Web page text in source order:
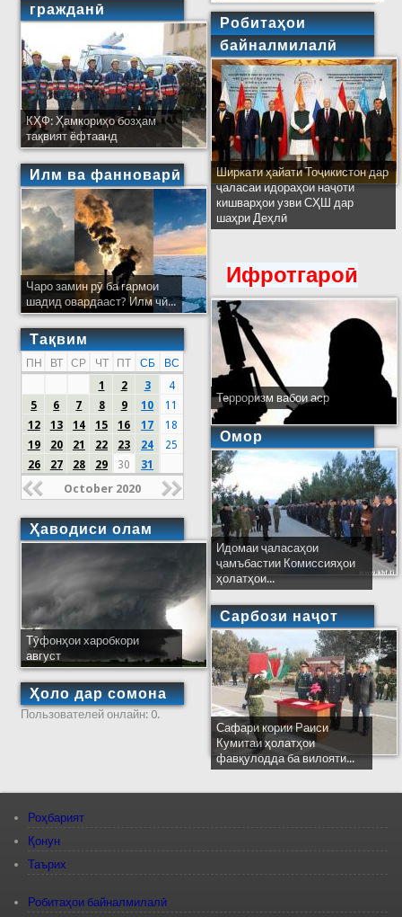
гражданӣ
КҲФ: Ҳамкориҳо бозҳам
тақвият ёфтаанд
Илм ва фанноварӣ
Чаро замин рӯ ба гармои
шадид овардааст? Илм чӣ...
Тақвим
ПН ВТ СР ЧТ ПТ СБ
ВС
1
2 3
4
5
6 7 8 9 10
11
12
13 14 15 16 17
18
19
20 21 22 23 24
25
26
27 28 29 30 31
October 2020
Ҳаводиси олам
Тӯфонҳои харобкори
август
Ҳоло дар сомона
Пользователей онлайн: 0.
Робитаҳои
байналмилалӣ
Ширкати ҳайати Тоҷикистон дар
ҷаласаи идораҳои наҷоти
кишварҳои узви СҲШ дар
шаҳри Деҳлӣ
Ифротгароӣ
Терроризм вабои аср
Омор
Идомаи ҷаласаҳои
ҷамъбастии Комиссияҳои
ҳолатҳои...
Сарбози наҷот
Сафари кории Раиси
Кумитаи ҳолатҳои
фавқулодда ба вилояти...
Роҳбарият
Қонун
Таърих
Робитаҳои байналмилалӣ